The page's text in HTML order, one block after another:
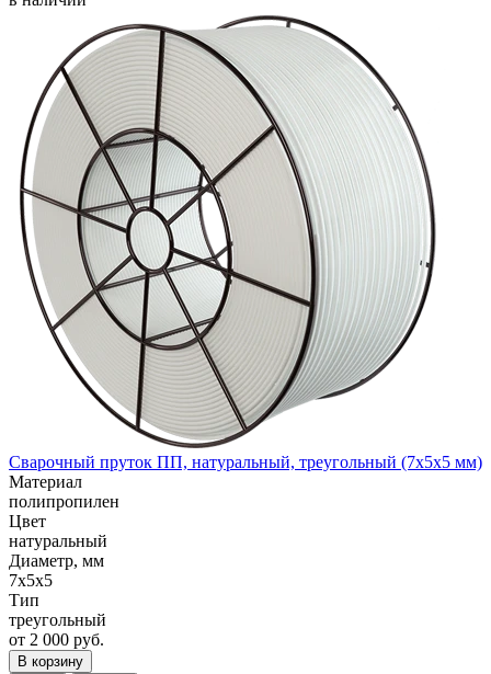
Сварочный пруток ПП, натуральный, треугольный (7x5x5 мм)
Материал
полипропилен
Цвет
натуральный
Диаметр, мм
7x5x5
Тип
треугольный
от 2 000 руб.
В корзину